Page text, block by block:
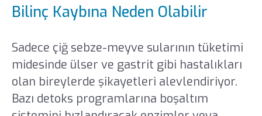
Bilinç Kaybına Neden Olabilir
Sadece çiğ sebze-meyve sularının tüketimi
midesinde ülser ve gastrit gibi hastalıkları
olan bireylerde şikayetleri alevlendiriyor.
Bazı detoks programlarına boşaltım